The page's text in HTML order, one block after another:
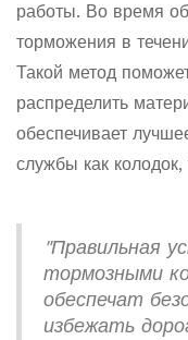
работы. Во время
торможения в
Такой метод
распределить
обеспечивает
службы как колодок,
"Правильная
тормозными
обеспечат
избежать